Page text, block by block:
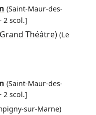
(Saint-Maur-des-
2 scol.]
Théâtre) (Le
(Saint-Maur-des-
2 scol.]
sur-Marne)